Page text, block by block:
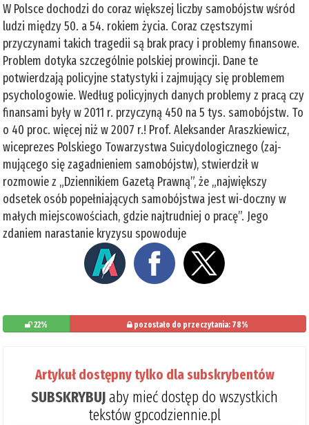
W Polsce dochodzi do coraz większej liczby samobójstw wśród
ludzi między 50. a 54. rokiem życia. Coraz częstszymi
przyczynami takich tragedii są brak pracy i problemy finansowe.
Problem dotyka szczególnie polskiej prowincji. Dane te
potwierdzają policyjne statystyki i zajmujący się problemem
psychologowie. Według policyjnych danych problemy z pracą czy
finansami były w 2011 r. przyczyną 450 na 5 tys. samobójstw. To
o 40 proc. więcej niż w 2007 r.! Prof. Aleksander Araszkiewicz,
wiceprezes Polskiego Towarzystwa Suicydologicznego (zaj-
mującego się zagadnieniem samobójstw), stwierdził w
rozmowie z „Dziennikiem Gazetą Prawną”, że „największy
odsetek osób popełniających samobójstwa jest wi-doczny w
małych miejscowościach, gdzie najtrudniej o pracę”. Jego
zdaniem narastanie kryzysu spowoduje
22% pozostało do przeczytania: 78%
Artykuł dostępny tylko dla subskrybentów
SUBSKRYBUJaby mieć dostęp do wszystkich
tekstów gpcodziennie.pl